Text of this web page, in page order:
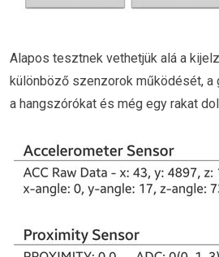
Alapos tesztnek vethetjük alá a
különböző szenzorok működését, a
a hangszórókat és még egy rakat